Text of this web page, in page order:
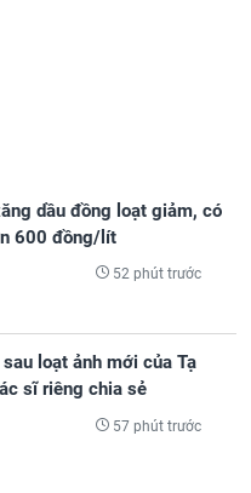
dầu đồng loạt giảm, có
600 đồng/lít
52 phút trước
loạt ảnh mới của Tạ
sĩ riêng chia sẻ
57 phút trước